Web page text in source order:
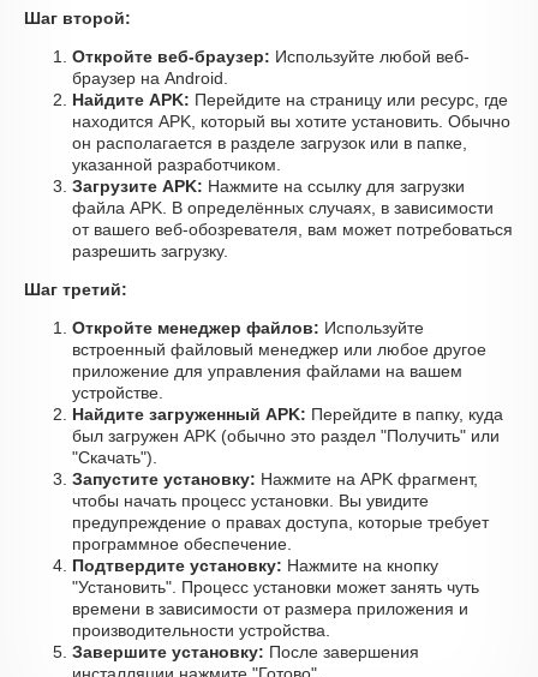
Шаг второй:
Откройте веб-браузер: Используйте любой веб-
браузер на Android.
Найдите APK: Перейдите на страницу или ресурс, где
находится APK, который вы хотите установить. Обычно
он располагается в разделе загрузок или в папке,
указанной разработчиком.
Загрузите APK: Нажмите на ссылку для загрузки
файла APK. В определённых случаях, в зависимости
от вашего веб-обозревателя, вам может потребоваться
разрешить загрузку.
Шаг третий:
Откройте менеджер файлов: Используйте
встроенный файловый менеджер или любое другое
приложение для управления файлами на вашем
устройстве.
Найдите загруженный APK: Перейдите в папку, куда
был загружен APK (обычно это раздел "Получить" или
"Скачать").
Запустите установку: Нажмите на APK фрагмент,
чтобы начать процесс установки. Вы увидите
предупреждение о правах доступа, которые требует
программное обеспечение.
Подтвердите установку: Нажмите на кнопку
"Установить". Процесс установки может занять чуть
времени в зависимости от размера приложения и
производительности устройства.
Завершите установку: После завершения